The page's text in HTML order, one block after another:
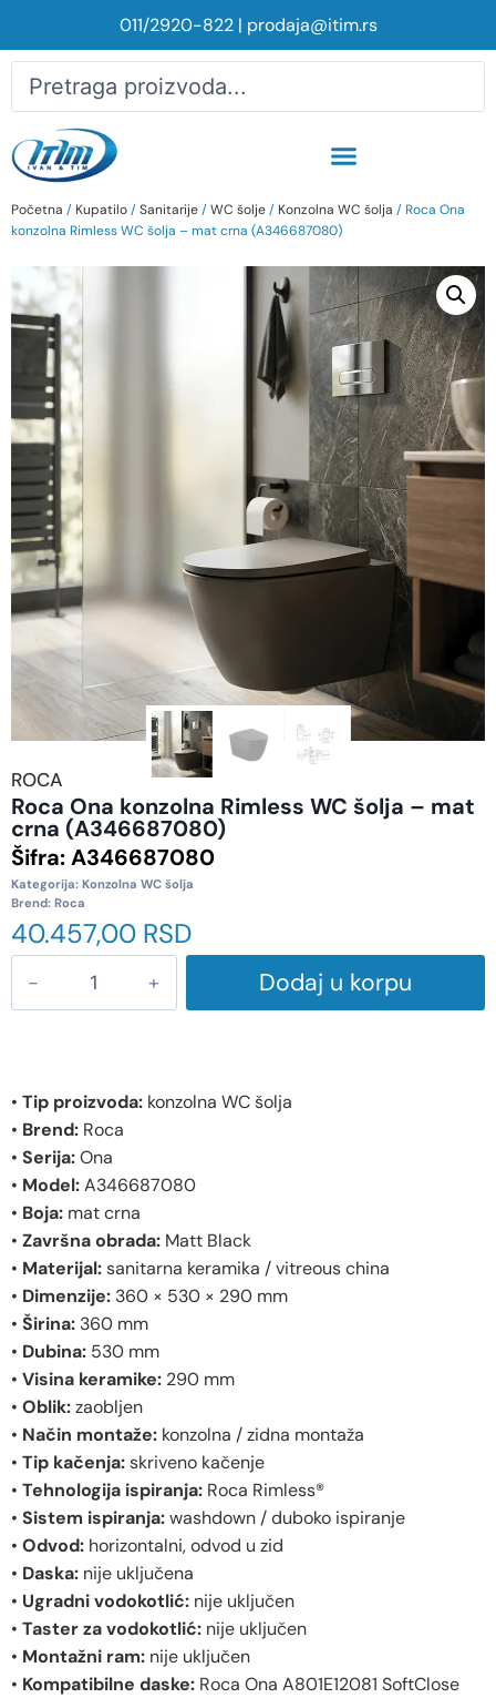
011/2920-822| prodaja@itim.rs
Početna / Kupatilo/Sanitarije/WC šolje/ Konzolna WC šolja / Roca Ona
konzolna Rimless WC šolja – mat crna (A346687080)
ROCA
Roca Ona konzolna Rimless WC šolja – mat
crna (A346687080)
Šifra:A346687080
Kategorija: Konzolna WC šolja
Brend: Roca
40.457,00 RSD
Dodaj u korpu
• Tip proizvoda: konzolna WC šolja
• Brend: Roca
• Serija:Ona
• Model:A346687080
• Boja: mat crna
• Završna obrada: Matt Black
• Materijal:sanitarna keramika / vitreous china
• Dimenzije: 360 × 530 × 290 mm
• Širina: 360 mm
• Dubina: 530 mm
• Visina keramike: 290 mm
• Oblik:zaobljen
• Način montaže: konzolna / zidna montaža
• Tip kačenja:skriveno kačenje
• Tehnologija ispiranja: Roca Rimless®
• Sistem ispiranja:washdown / duboko ispiranje
• Odvod: horizontalni, odvod u zid
• Daska: nije uključena
• Ugradni vodokotlić: nije uključen
• Taster za vodokotlić: nije uključen
• Montažni ram: nije uključen
• Kompatibilne daske: Roca Ona A801E12081 SoftClose